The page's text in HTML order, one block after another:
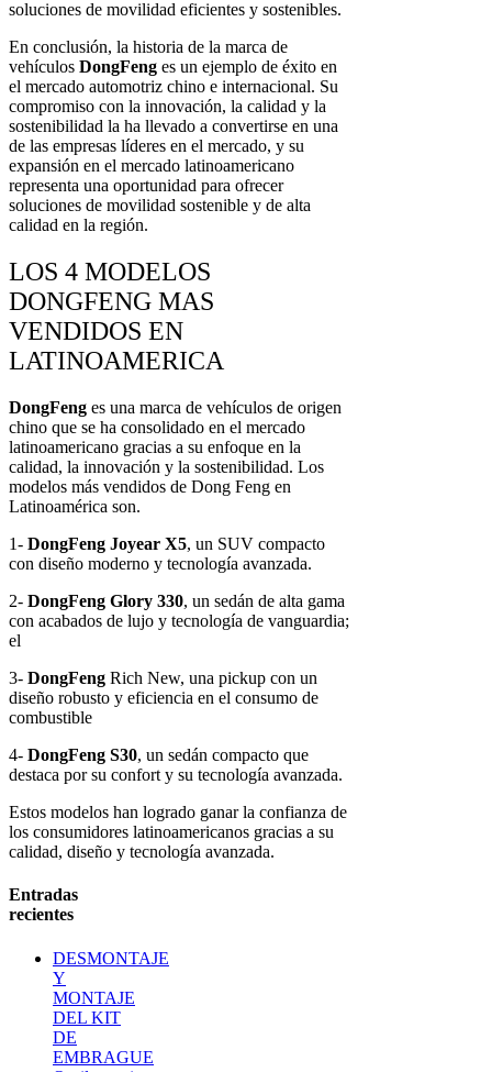
soluciones de movilidad eficientes y sostenibles.
En conclusión, la historia de la marca de
vehículos DongFeng es un ejemplo de éxito en
el mercado automotriz chino e internacional. Su
compromiso con la innovación, la calidad y la
sostenibilidad la ha llevado a convertirse en una
de las empresas líderes en el mercado, y su
expansión en el mercado latinoamericano
representa una oportunidad para ofrecer
soluciones de movilidad sostenible y de alta
calidad en la región.
LOS 4 MODELOS
DONGFENG MAS
VENDIDOS EN
LATINOAMERICA
DongFeng es una marca de vehículos de origen
chino que se ha consolidado en el mercado
latinoamericano gracias a su enfoque en la
calidad, la innovación y la sostenibilidad. Los
modelos más vendidos de Dong Feng en
Latinoamérica son.
1- DongFeng Joyear X5, un SUV compacto
con diseño moderno y tecnología avanzada.
2- DongFeng Glory 330, un sedán de alta gama
con acabados de lujo y tecnología de vanguardia;
el
3- DongFeng Rich New, una pickup con un
diseño robusto y eficiencia en el consumo de
combustible
4- DongFeng S30, un sedán compacto que
destaca por su confort y su tecnología avanzada.
Estos modelos han logrado ganar la confianza de
los consumidores latinoamericanos gracias a su
calidad, diseño y tecnología avanzada.
Entradas
recientes
DESMONTAJE
Y
MONTAJE
DEL KIT
DE
EMBRAGUE